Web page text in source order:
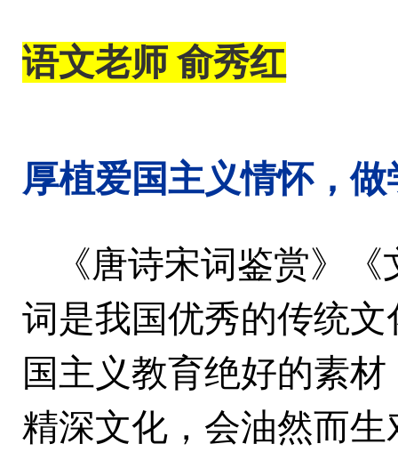
语文老师 俞秀红
厚植爱国主义情怀，做
《唐诗宋词鉴赏》
词是我国优秀的传统
国主义教育绝好的素
精深文化，会油然而